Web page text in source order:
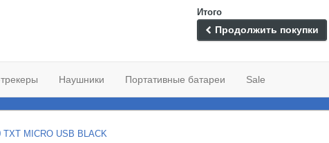
Итого
Продолжить покупки
Наушники Портативные батареи Sale
MICRO USB BLACK